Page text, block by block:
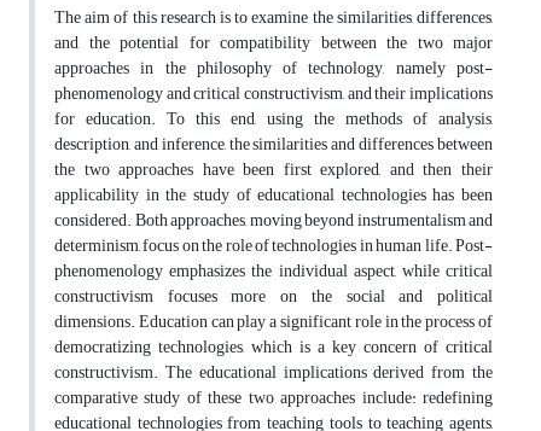
The aim of this research is to examine the similarities, differences,
and the potential for compatibility between the two major
approaches in the philosophy of technology, namely post-
phenomenology and critical constructivism, and their implications
for education. To this end, using the methods of analysis,
description, and inference, the similarities and differences between
the two approaches have been first explored, and then their
applicability in the study of educational technologies has been
considered. Both approaches, moving beyond instrumentalism and
determinism, focus on the role of technologies in human life. Post-
phenomenology emphasizes the individual aspect, while critical
constructivism focuses more on the social and political
dimensions. Education can play a significant role in the process of
democratizing technologies, which is a key concern of critical
constructivism. The educational implications derived from the
comparative study of these two approaches include: redefining
educational technologies from teaching tools to teaching agents,